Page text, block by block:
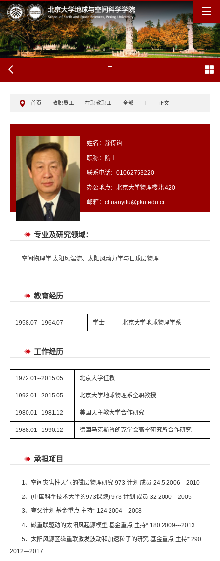
T
首页 - 教职员工 - 在职教职工 - 全部 - T - 正文
姓名：涂传诒
职称：院士
联系电话：01062753220
办公地点：北京大学物理楼北 420
邮箱：chuanyitu@pku.edu.cn
专业及研究领域：
空间物理学 太阳风湍流、太阳风动力学与日球层物理
教育经历
1958.07--1964.07 学士 北京大学地球物理学系
工作经历
1972.01--2015.05 北京大学任教
1993.01--2015.05 北京大学地球物理系全职教授
1980.01--1981.12 美国天主教大学合作研究
1988.01--1990.12 德国马克斯普朗克学会高空研究所合作研究
承担项目
1、空间灾害性天气的磁层物理研究 973 计划 成员 24.5 2006—2010
2、(中国科学技术大学的973课题) 973 计划 成员 32 2000---2005
3、夸父计划 基金重点 主持* 124 2004---2008
4、磁重联驱动的太阳风起源模型 基金重点 主持* 180 2009---2013
5、太阳风源区磁重联激发波动和加速粒子的研究 基金重点 主持* 290
2012—2017